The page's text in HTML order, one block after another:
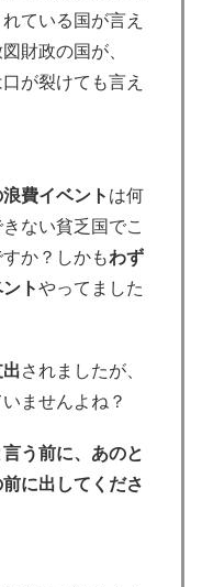
ている国が言え
財政の国が、
が裂けても言え
費イベント は何
ない貧乏国でこ
か？しかもわず
トやってました
されましたが、
ませんよね？
う前に、あのと
に出してくださ